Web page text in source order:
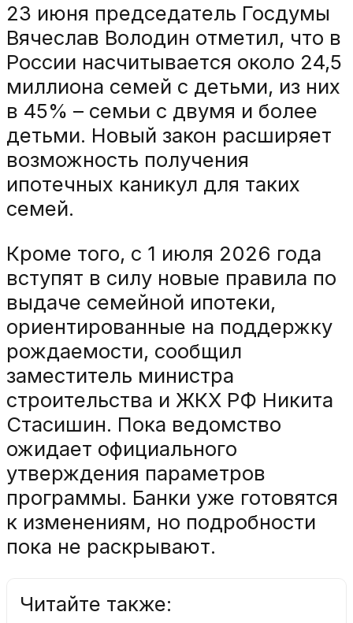
23 июня председатель Госдумы
Вячеслав Володин отметил, что в
России насчитывается около 24,5
миллиона семей с детьми, из них
в 45% – семьи с двумя и более
детьми. Новый закон расширяет
возможность получения
ипотечных каникул для таких
семей.
Кроме того, с 1 июля 2026 года
вступят в силу новые правила по
выдаче семейной ипотеки,
ориентированные на поддержку
рождаемости, сообщил
заместитель министра
строительства и ЖКХ РФ Никита
Стасишин. Пока ведомство
ожидает официального
утверждения параметров
программы. Банки уже готовятся
к изменениям, но подробности
пока не раскрывают.
Читайте также: